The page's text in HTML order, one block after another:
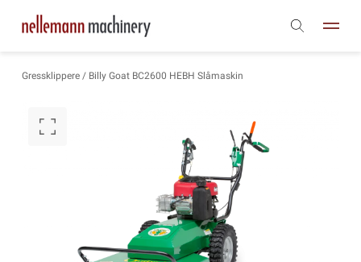
Gressklippere/ Billy Goat BC2600 HEBH Slåmaskin